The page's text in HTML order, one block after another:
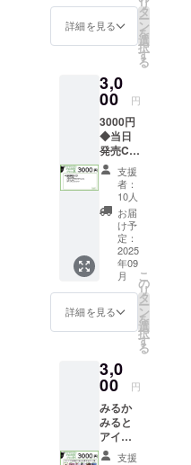
代：支
援者様
各自で
ご負担
くださ
い。 ・
法令に
基づく
医療、
診療行
為では
ござい
ませ
ん。効
果には
個人差
がござ
います
ことを
ださ
い。 み
トカー
ド
148×10
0
（2160
×1920pi
x) ◆お
礼動画
セージ
（衣装
違い、3
分程
度） ※
メール
にて
データ
送付
詳細を見る
リ
タ
ー
ン
を
選
択
す
る
3,0
00 円
3000円
◆当日
発売CD
※収録曲
3曲予定
◆クラ
ファン
限定ア
ナザー
CDジャ
ケット
サイン
入り ◆
クラ
ファン
限定サ
りブロ
マイ
ド L版
※郵便に
て発送
支援
者：
10人
お届
け予
定：
2025
年09
月
詳細を見る
こ
の
リ
タ
ー
ン
を
選
択
す
る
3,0
00 円
みるか
みると
アイド
ルの支援